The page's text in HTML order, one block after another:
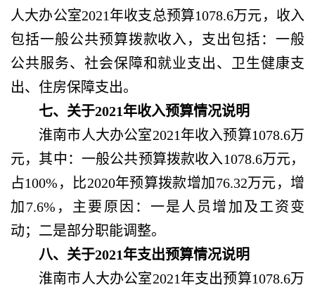
人大办公室2021年收支总预算1078.6万元，收入
包括一般公共预算拨款收入，支出包括：一般
公共服务、社会保障和就业支出、卫生健康支
出、住房保障支出。
七、关于2021年收入预算情况说明
淮南市人大办公室2021年收入预算1078.6万
元，其中：一般公共预算拨款收入1078.6万元，
占100%，比2020年预算拨款增加76.32万元，增
加7.6%，主要原因：一是人员增加及工资变
动；二是部分职能调整。
八、关于2021年支出预算情况说明
淮南市人大办公室2021年支出预算1078.6万